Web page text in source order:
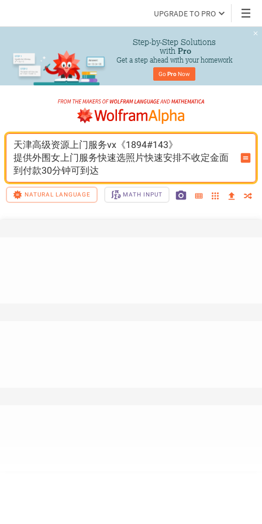
UPGRADE TO PRO
Step-by-Step Solutions
with Pro
Get a step ahead with your homework
Go Pro Now
天津高级资源上门服务vx《1894#143》
提供外围女上门服务快速选照片快速安排不收定金面
到付款30分钟可到达
NATURAL LANGUAGE MATH INPUT